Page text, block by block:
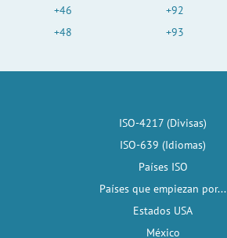
+46
+48
+92
+93
ISO-4217 (Divisas)
ISO-639 (Idiomas)
Países ISO
Países que empiezan por...
Estados USA
México